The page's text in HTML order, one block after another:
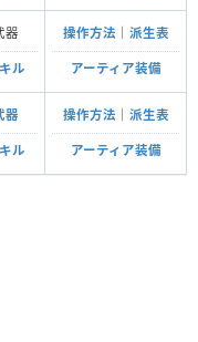
器
ル
操作方法 派生表
アーティア装備
器
ル
操作方法 派生表
アーティア装備